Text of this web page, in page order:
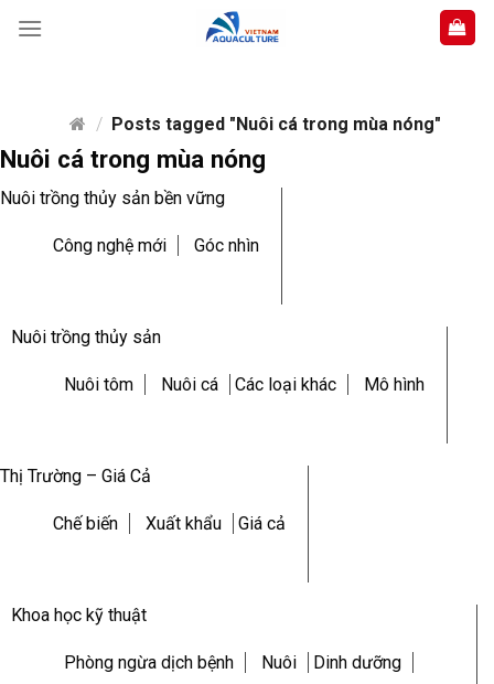
/ Posts tagged "Nuôi cá trong mùa nóng"
Nuôi cá trong mùa nóng
Nuôi trồng thủy sản bền vững
Công nghệ mới Góc nhìn
Nuôi trồng thủy sản
Nuôi tôm Nuôi cá Các loại khác Mô hình
Thị Trường – Giá Cả
Chế biến Xuất khẩu Giá cả
Khoa học kỹ thuật
Phòng ngừa dịch bệnh Nuôi Dinh dưỡng